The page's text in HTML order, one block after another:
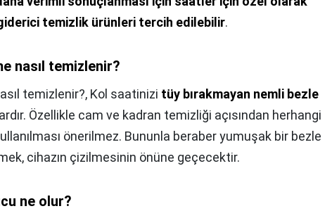
temizlik ürünleri tercih edilebilir.
nasıl temizlenir?
temizlenir?, Kol saatinizi tüy bırakmayan nemli bezle
Özellikle cam ve kadran temizliği açısından herhangi
önerilmez. Bununla beraber yumuşak bir bezle
cihazın çizilmesinin önüne geçecektir.
ne olur?